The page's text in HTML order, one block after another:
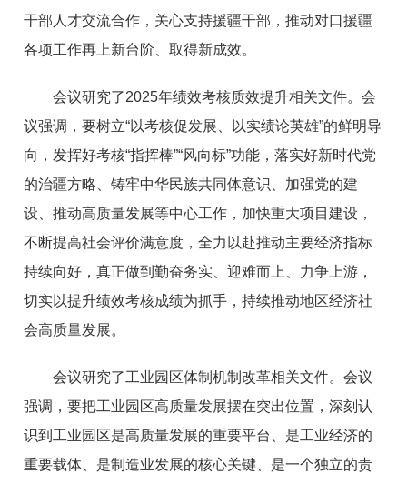
干部人才交流合作，关心支持援疆干部，推动对口援疆
各项工作再上新台阶、取得新成效。
会议研究了2025年绩效考核质效提升相关文件。会
议强调，要树立“以考核促发展、以实绩论英雄”的鲜明导
向，发挥好考核“指挥棒”“风向标”功能，落实好新时代党
的治疆方略、铸牢中华民族共同体意识、加强党的建
设、推动高质量发展等中心工作，加快重大项目建设，
不断提高社会评价满意度，全力以赴推动主要经济指标
持续向好，真正做到勤奋务实、迎难而上、力争上游，
切实以提升绩效考核成绩为抓手，持续推动地区经济社
会高质量发展。
会议研究了工业园区体制机制改革相关文件。会议
强调，要把工业园区高质量发展摆在突出位置，深刻认
识到工业园区是高质量发展的重要平台、是工业经济的
重要载体、是制造业发展的核心关键、是一个独立的责